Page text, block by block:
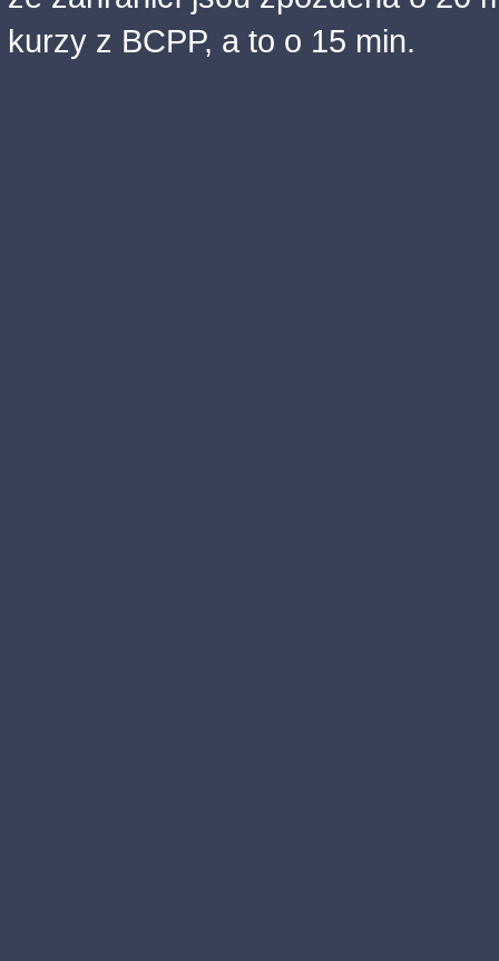
kurzy z BCPP, a to o 15 min.